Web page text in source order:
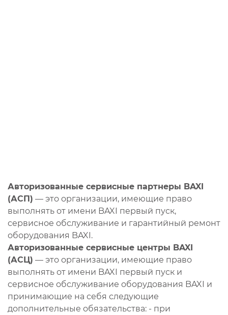
Авторизованные сервисные партнеры BAXI
(АСП) — это организации, имеющие право
выполнять от имени BAXI первый пуск,
сервисное обслуживание и гарантийный ремонт
оборудования BAXI.
Авторизованные сервисные центры BAXI
(АСЦ) — это организации, имеющие право
выполнять от имени BAXI первый пуск и
сервисное обслуживание оборудования BAXI и
принимающие на себя следующие
дополнительные обязательства: - при